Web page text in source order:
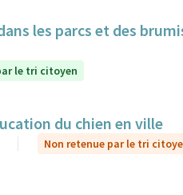
les parcs et des
le tri citoyen
du chien en ville
Non retenue par le tri